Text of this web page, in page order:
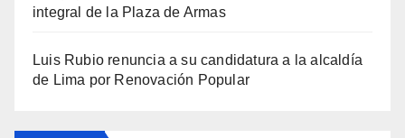
integral de la Plaza de Armas
Luis Rubio renuncia a su candidatura a la alcaldía
de Lima por Renovación Popular